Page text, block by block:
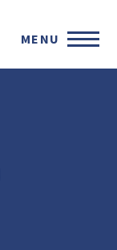
MENU